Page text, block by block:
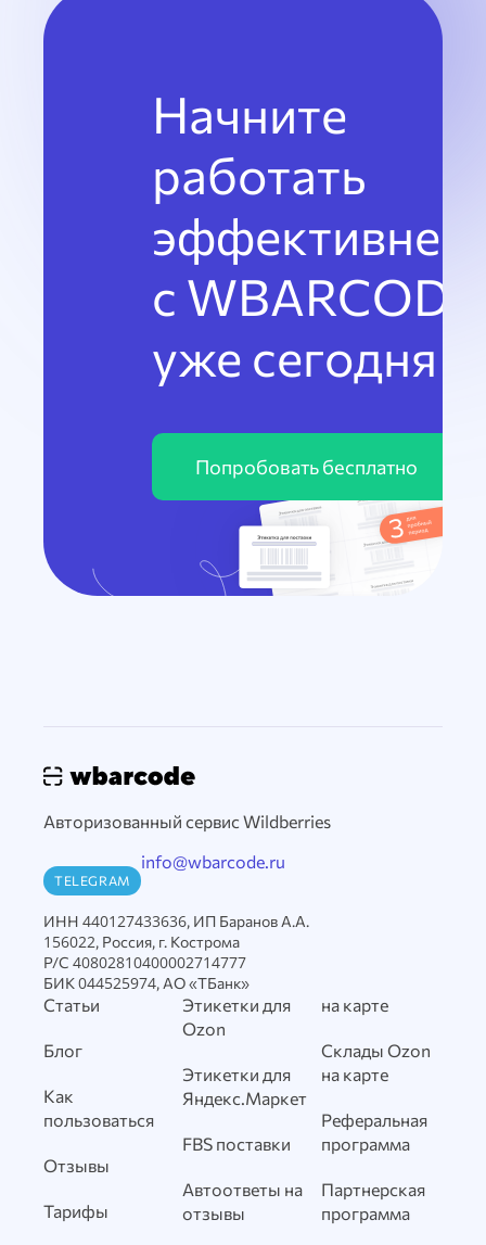
Начните
работать
эффективнее
с WBARCODE
уже сегодня
Попробовать бесплатно
Авторизованный сервис Wildberries
TELEGRAM
info@wbarcode.ru
ИНН 440127433636, ИП Баранов А.А.
156022, Россия, г. Кострома
Р/С 40802810400002714777
БИК 044525974, АО «ТБанк»
Статьи
Блог
Как
пользоваться
Отзывы
Тарифы
Этикетки для
Ozon
Этикетки для
Яндекс.Маркет
FBS поставки
Автоответы на
отзывы
на карте
Склады Ozon
на карте
Реферальная
программа
Партнерская
программа